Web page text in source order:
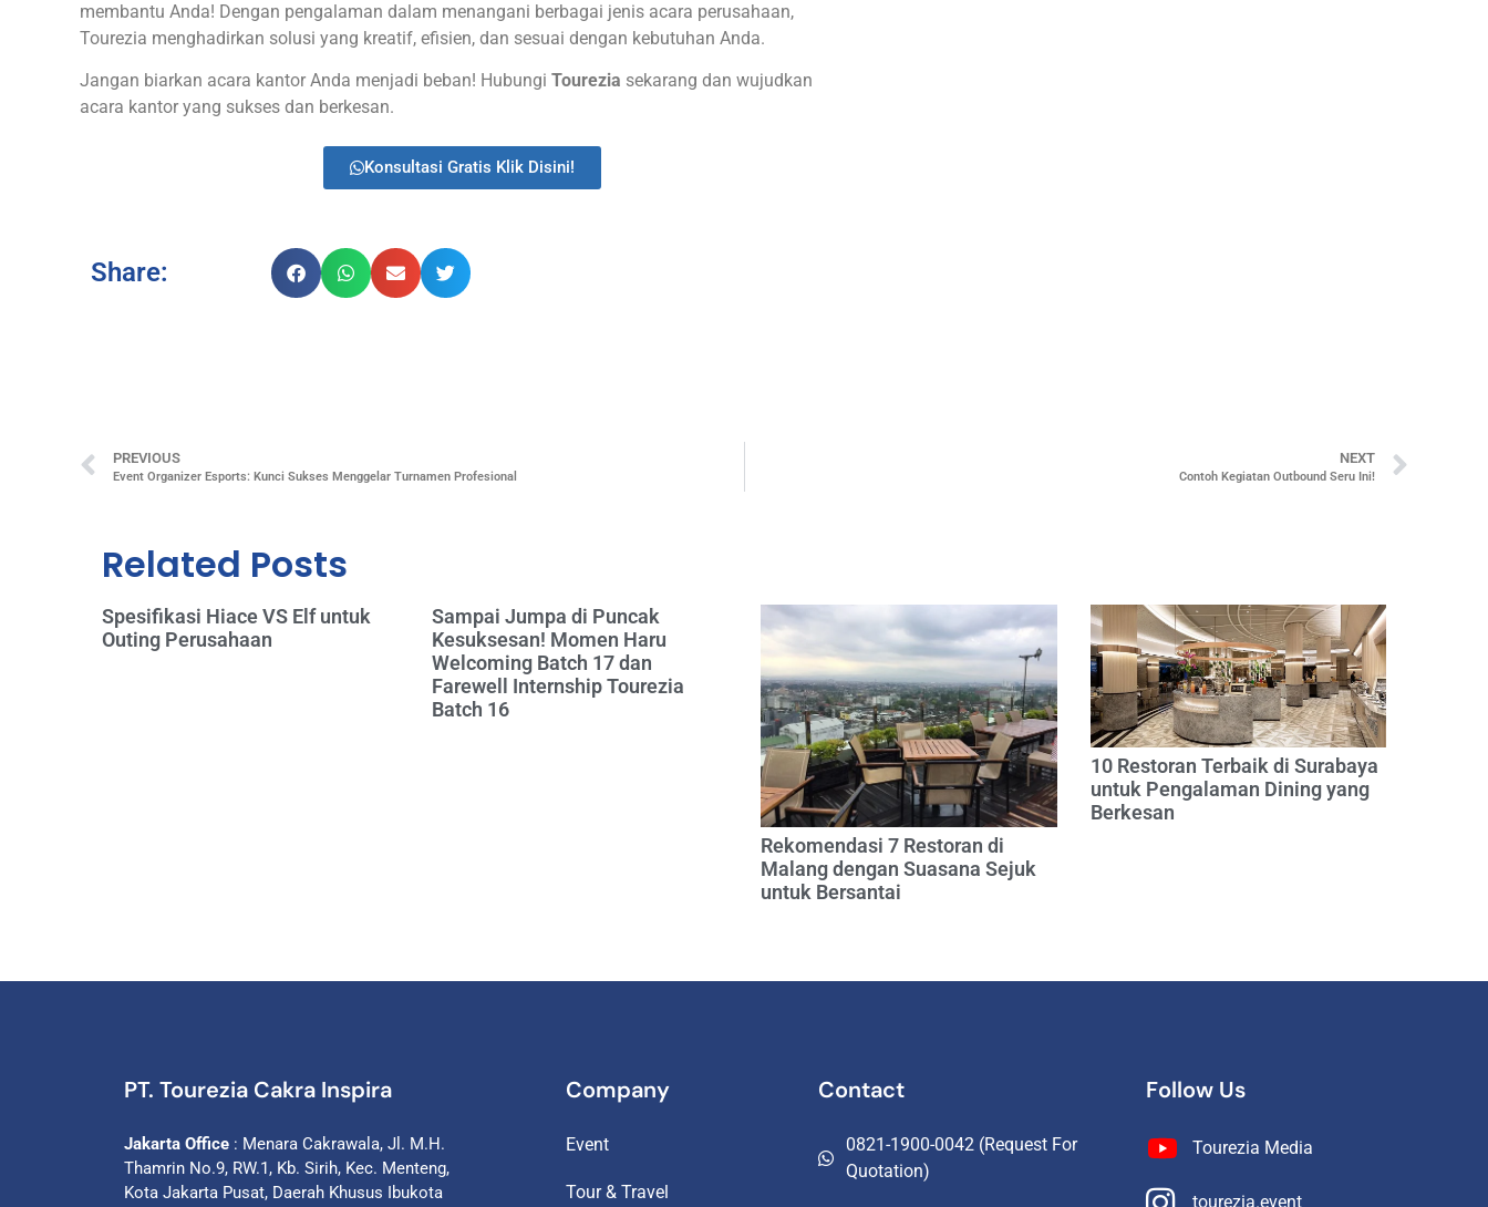
membantu Anda! Dengan pengalaman dalam menangani berbagai jenis acara perusahaan,
Tourezia menghadirkan solusi yang kreatif, efisien, dan sesuai dengan kebutuhan Anda.
Jangan biarkan acara kantor Anda menjadi beban! Hubungi Tourezia sekarang dan wujudkan
acara kantor yang sukses dan berkesan.
Konsultasi Gratis Klik Disini!
Share:
PREVIOUS
Event Organizer Esports: Kunci Sukses Menggelar Turnamen Profesional
NEXT
Contoh Kegiatan Outbound Seru Ini!
Related Posts
Spesifikasi Hiace VS Elf untuk
Outing Perusahaan
Sampai Jumpa di Puncak
Kesuksesan! Momen Haru
Welcoming Batch 17 dan
Farewell Internship Tourezia
Batch 16
Rekomendasi 7 Restoran di
Malang dengan Suasana Sejuk
untuk Bersantai
10 Restoran Terbaik di Surabaya
untuk Pengalaman Dining yang
Berkesan
PT. Tourezia Cakra Inspira
Jakarta Office : Menara Cakrawala, Jl. M.H.
Thamrin No.9, RW.1, Kb. Sirih, Kec. Menteng,
Kota Jakarta Pusat, Daerah Khusus Ibukota
Company
Event
Tour & Travel
Contact
0821-1900-0042 (Request For
Quotation)
Follow Us
Tourezia Media
tourezia.event